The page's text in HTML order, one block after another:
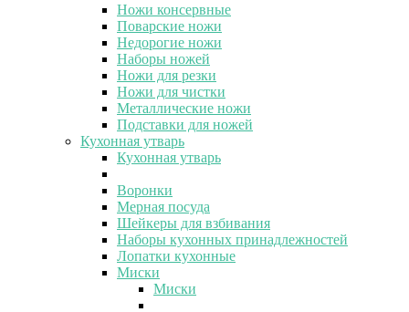
Ножи консервные
Поварские ножи
Недорогие ножи
Наборы ножей
Ножи для резки
Ножи для чистки
Металлические ножи
Подставки для ножей
Кухонная утварь
Кухонная утварь
Воронки
Мерная посуда
Шейкеры для взбивания
Наборы кухонных принадлежностей
Лопатки кухонные
Миски
Миски